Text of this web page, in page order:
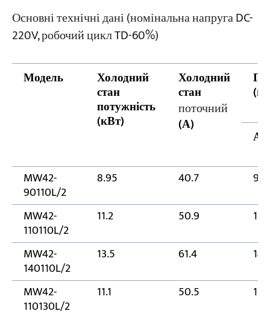
Основні технічні дані (номінальна напруга DC-
220V, робочий цикл TD-60%)
Модель Холодний
стан
потужність
(кВт)
Холодний
стан
поточний
(А)
А
MW42-
90110L/2
8.95 40.7
MW42-
110110L/2
11.2 50.9
MW42-
140110L/2
13.5 61.4
MW42-
110130L/2
11.1 50.5